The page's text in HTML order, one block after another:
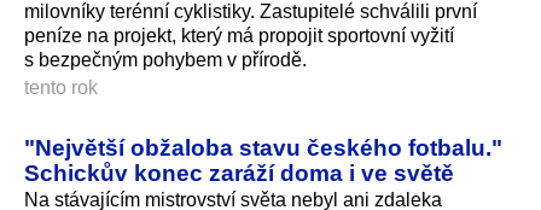
milovníky terénní cyklistiky. Zastupitelé schválili první
peníze na projekt, který má propojit sportovní vyžití
s bezpečným pohybem v přírodě.
tento rok
"Největší obžaloba stavu českého fotbalu."
Schickův konec zaráží doma i ve světě
Na stávajícím mistrovství světa nebyl ani zdaleka